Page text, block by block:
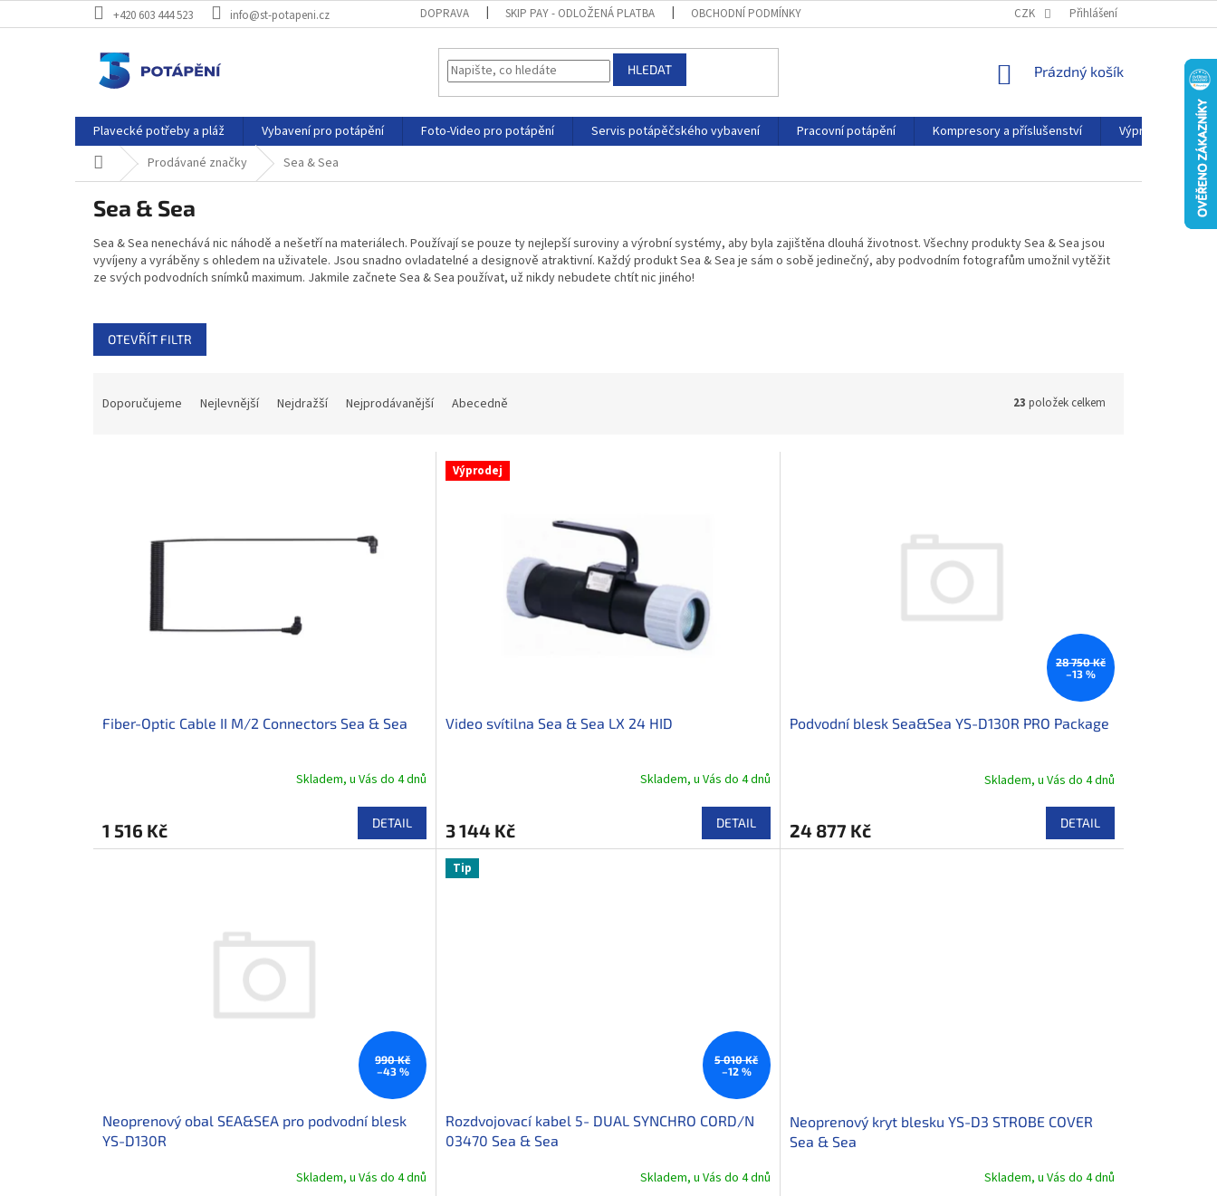
na
+420 603 444 523 info@st-potapeni.cz DOPRAVA SKIP PAY - ODLOŽENÁ PLATBA OBCHODNÍ PODMÍNKY PODMÍNKY OCHRANY OSOBNÍCH ÚDAJŮ KONTAKTY
CZK Přihlášení
HLEDAT
NÁKUPNÍ
Prázdný košík
Plavecké potřeby a pláž Vybavení pro potápění Foto-Video pro potápění Servis potápěčského vybavení Pracovní potápění Kompresory a příslušenství Výprodej
Domů Prodávané značky Sea & Sea
Sea & Sea
Sea & Sea nenechává nic náhodě a nešetří na materiálech. Používají se pouze ty nejlepší suroviny a výrobní systémy, aby byla zajištěna dlouhá životnost. Všechny produkty Sea & Sea jsou
vyvíjeny a vyráběny s ohledem na uživatele. Jsou snadno ovladatelné a designově atraktivní. Každý produkt Sea & Sea je sám o sobě jedinečný, aby podvodním fotografům umožnil vytěžit
ze svých podvodních snímků maximum. Jakmile začnete Sea & Sea používat, už nikdy nebudete chtít nic jiného!
OTEVŘÍT FILTR
Doporučujeme Nejlevnější Nejdražší Nejprodávanější Abecedně 23 položek celkem
Fiber-Optic Cable II M/2 Connectors Sea & Sea
Skladem, u Vás do 4 dnů
1 516 Kč DETAIL
Výprodej
Video svítilna Sea & Sea LX 24 HID
Skladem, u Vás do 4 dnů
3 144 Kč DETAIL
28 750 Kč
–13 %
Podvodní blesk Sea&Sea YS-D130R PRO Package
Skladem, u Vás do 4 dnů
24 877 Kč DETAIL
990 Kč
–43 %
Neoprenový obal SEA&SEA pro podvodní blesk
YS-D130R
Skladem, u Vás do 4 dnů
Tip
5 010 Kč
–12 %
Rozdvojovací kabel 5- DUAL SYNCHRO CORD/N
03470 Sea & Sea
Skladem, u Vás do 4 dnů
Neoprenový kryt blesku YS-D3 STROBE COVER
Sea & Sea
Skladem, u Vás do 4 dnů